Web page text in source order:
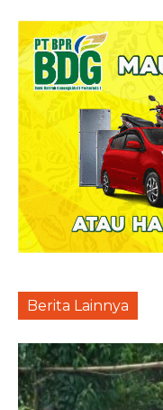
Berita Lainnya